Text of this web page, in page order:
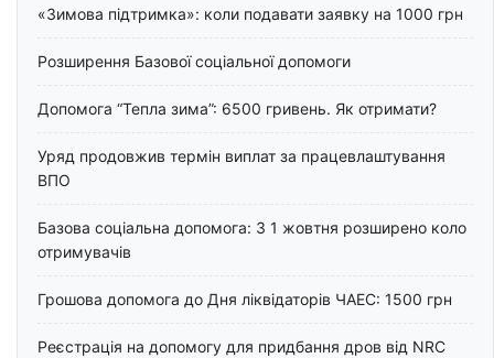
«Зимова підтримка»: коли подавати заявку на 1000 грн
Розширення Базової соціальної допомоги
Допомога “Тепла зима”: 6500 гривень. Як отримати?
Уряд продовжив термін виплат за працевлаштування
ВПО
Базова соціальна допомога: З 1 жовтня розширено коло
отримувачів
Грошова допомога до Дня ліквідаторів ЧАЕС: 1500 грн
Реєстрація на допомогу для придбання дров від NRC